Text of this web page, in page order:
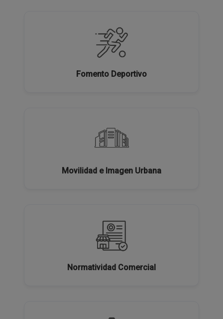
Fomento Deportivo
Movilidad e Imagen Urbana
Normatividad Comercial